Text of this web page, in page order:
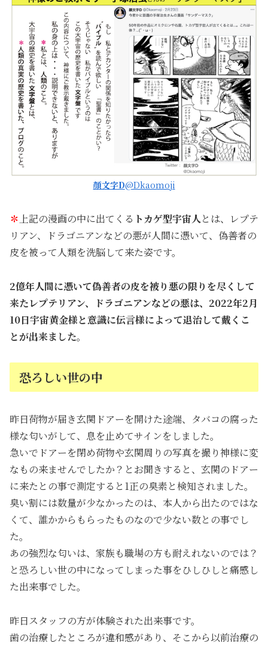
顔文字D@Dkaomoji
✽ 上記の漫画の中に出てくる トカゲ型宇宙人とは、レプテ
リアン、ドラゴニアンなどの悪が人間に憑いて、偽善者の
皮を被って人類を洗脳して来た姿です。
2億年人間に憑いて偽善者の皮を被り悪の限りを尽くして
来たレプテリアン、ドラゴニアンなどの悪は、2022年2月
10日宇宙黄金様と意識に伝言様によって退治して戴くこ
とが出来ました。
恐ろしい世の中
昨日荷物が届き玄関ドアーを開けた途端、タバコの腐った
様な匂いがして、息を止めてサインをしました。
急いでドアーを閉め荷物や玄関周りの写真を撮り神様に変
なもの来ませんでしたか？とお聞きすると、玄関のドアー
に来たとの事で測定すると1正の臭素と検知されました。
臭い割には数量が少なかったのは、本人から出たのではな
くて、誰かからもらったものなので少ない数との事でし
た。
あの強烈な匂いは、家族も職場の方も耐えれないのでは？
と恐ろしい世の中になってしまった事をひしひしと痛感し
た出来事でした。
昨日スタッフの方が体験された出来事です。
歯の治療したところが違和感があり、そこから以前治療の